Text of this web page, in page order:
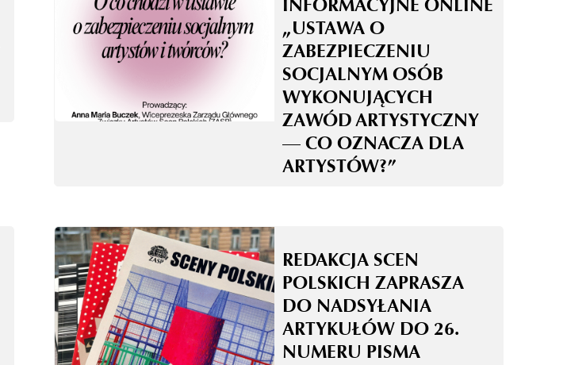
INFORMACYJNE ONLINE
„USTAWA O
ZABEZPIECZENIU
SOCJALNYM OSÓB
WYKONUJĄCYCH
ZAWÓD ARTYSTYCZNY
— CO OZNACZA DLA
ARTYSTÓW?”
REDAKCJA SCEN
POLSKICH ZAPRASZA
DO NADSYŁANIA
ARTYKUŁÓW DO 26.
NUMERU PISMA